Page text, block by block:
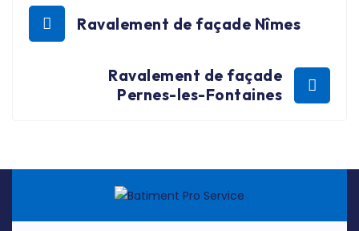
Ravalement de façade Nîmes
Ravalement de façade
Pernes-les-Fontaines